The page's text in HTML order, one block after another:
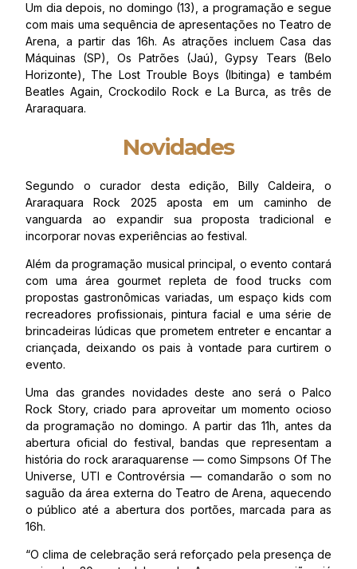
Um dia depois, no domingo (13), a programação e segue
com mais uma sequência de apresentações no Teatro de
Arena, a partir das 16h. As atrações incluem Casa das
Máquinas (SP), Os Patrões (Jaú), Gypsy Tears (Belo
Horizonte), The Lost Trouble Boys (Ibitinga) e também
Beatles Again, Crockodilo Rock e La Burca, as três de
Araraquara.
Novidades
Segundo o curador desta edição, Billy Caldeira, o
Araraquara Rock 2025 aposta em um caminho de
vanguarda ao expandir sua proposta tradicional e
incorporar novas experiências ao festival.
Além da programação musical principal, o evento contará
com uma área gourmet repleta de food trucks com
propostas gastronômicas variadas, um espaço kids com
recreadores profissionais, pintura facial e uma série de
brincadeiras lúdicas que prometem entreter e encantar a
criançada, deixando os pais à vontade para curtirem o
evento.
Uma das grandes novidades deste ano será o Palco
Rock Story, criado para aproveitar um momento ocioso
da programação no domingo. A partir das 11h, antes da
abertura oficial do festival, bandas que representam a
história do rock araraquarense — como Simpsons Of The
Universe, UTI e Controvérsia — comandarão o som no
saguão da área externa do Teatro de Arena, aquecendo
o público até a abertura dos portões, marcada para as
16h.
“O clima de celebração será reforçado pela presença de